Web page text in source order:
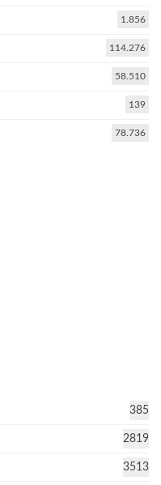
1.856
114.276
58.510
139
78.736
385
2819
3513